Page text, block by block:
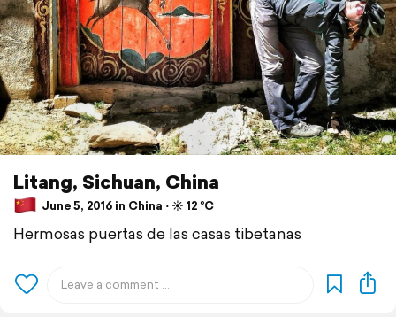
Litang, Sichuan, China
June 5, 2016 in China ⋅ ☀️ 12 °C
Hermosas puertas de las casas tibetanas